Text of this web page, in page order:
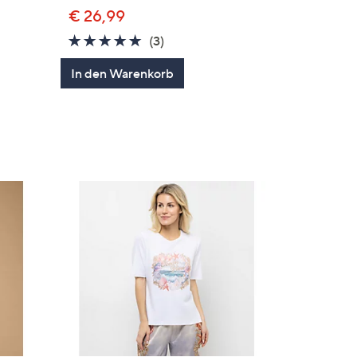
€ 26,99
5.0
von
5
(3)
Bewertungen
In den Warenkorb